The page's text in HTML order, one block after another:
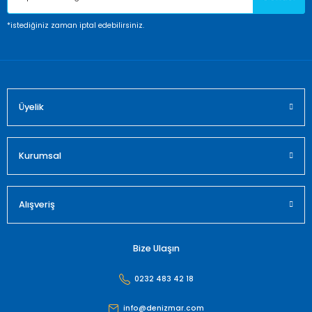
Ürün fiyatı diğer sitelerden daha pahalı.
*istediğiniz zaman iptal edebilirsiniz.
Üyelik
Kurumsal
Alışveriş
Bize Ulaşın
0232 483 42 18
info@denizmar.com